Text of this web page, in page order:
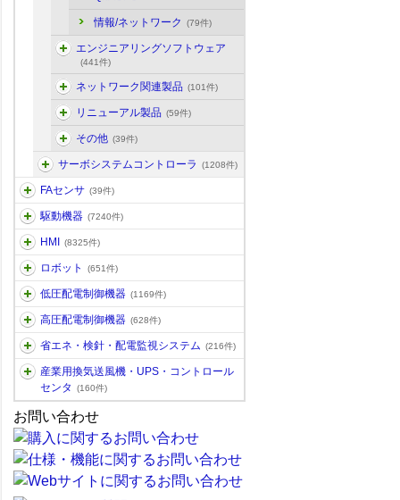
情報/ネットワーク (79件)
エンジニアリングソフトウェア
(441件)
ネットワーク関連製品 (101件)
リニューアル製品 (59件)
その他 (39件)
サーボシステムコントローラ (1208件)
FAセンサ (39件)
駆動機器 (7240件)
HMI (8325件)
ロボット (651件)
低圧配電制御機器 (1169件)
高圧配電制御機器 (628件)
省エネ・検針・配電監視システム (216件)
産業用換気送風機・UPS・コントロール
センタ
(160件)
お問い合わせ